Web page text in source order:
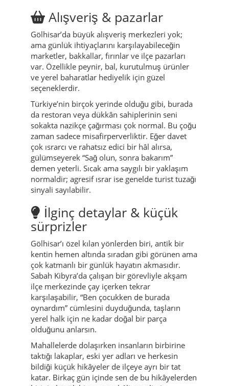
Alışveriş & pazarlar
Gölhisar’da büyük alışveriş merkezleri yok;
ama günlük ihtiyaçlarını karşılayabileceğin
marketler, bakkallar, fırınlar ve ilçe pazarları
var. Özellikle peynir, bal, kurutulmuş ürünler
ve yerel baharatlar hediyelik için güzel
seçeneklerdir.
Türkiye’nin birçok yerinde olduğu gibi, burada
da restoran veya dükkân sahiplerinin seni
sokakta nazikçe çağırması çok normal. Bu çoğu
zaman sadece misafirperverliktir. Eğer davet
çok ısrarcı ve rahatsız edici bir hâl alırsa,
gülümseyerek “Sağ olun, sonra bakarım”
demen yeterli. Sıcak ama saygılı bir yaklaşım
normaldir; agresif ısrar ise genelde turist tuzağı
sinyali sayılabilir.
İlginç detaylar & küçük
sürprizler
Gölhisar’ı özel kılan yönlerden biri, antik bir
kentin hemen altında sıradan gibi görünen ama
çok katmanlı bir günlük hayatın akmasıdır.
Sabah Kibyra’da çalışan bir görevliyle akşam
ilçe merkezinde çay içerken tekrar
karşılaşabilir, “Ben çocukken de burada
oynardım” cümlesini duyduğunda, taşların
yerel halk için ne kadar doğal bir parça
olduğunu anlarsın.
Mahallelerde dolaşırken insanların birbirine
taktığı lakaplar, eski yer adları ve herkesin
bildiği küçük hikâyeler de ilçeye ayrı bir tat
katar. Birkaç gün içinde sen de bu hikâyelerden